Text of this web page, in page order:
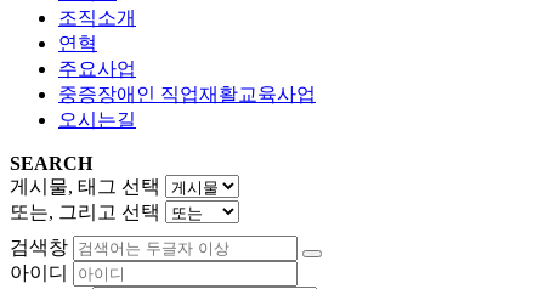
조직소개
연혁
주요사업
중증장애인 직업재활교육사업
오시는길
SEARCH
게시물, 태그 선택
또는, 그리고 선택
검색창
아이디